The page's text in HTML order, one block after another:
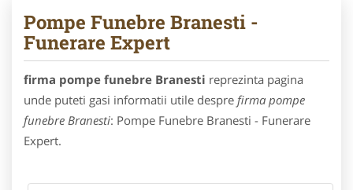
Pompe Funebre Branesti -
Funerare Expert
firma pompe funebre Branesti reprezinta pagina
unde puteti gasi informatii utile despre firma pompe
funebre Branesti: Pompe Funebre Branesti - Funerare
Expert.